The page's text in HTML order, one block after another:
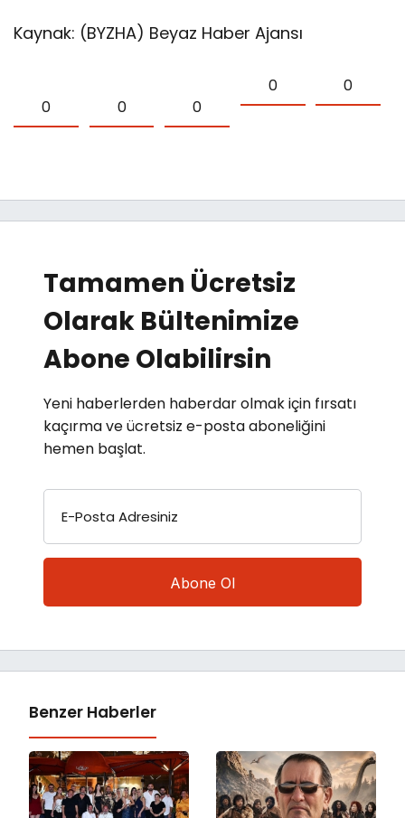
Kaynak: (BYZHA) Beyaz Haber Ajansı
0 0 0
0 0
Tamamen Ücretsiz
Olarak Bültenimize
Abone Olabilirsin
Yeni haberlerden haberdar olmak için fırsatı
kaçırma ve ücretsiz e-posta aboneliğini
hemen başlat.
E-Posta Adresiniz
Benzer Haberler